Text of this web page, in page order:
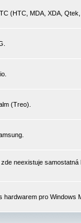
(HTC, MDA, XDA,
(Treo).
neexistuje
pro Windows